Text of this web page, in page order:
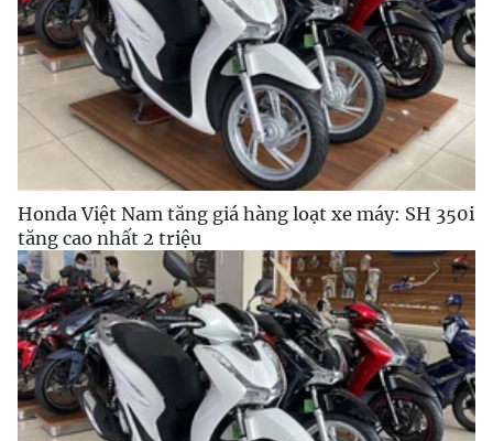
Honda Việt Nam tăng giá hàng loạt xe máy: SH 350i
tăng cao nhất 2 triệu